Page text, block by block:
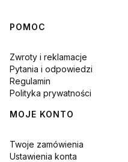
Linki w stopce
POMOC
Zwroty i reklamacje
Pytania i odpowiedzi
Regulamin
Polityka prywatności
MOJE KONTO
Twoje zamówienia
Ustawienia konta